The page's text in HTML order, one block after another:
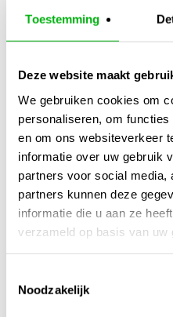
Toestemming
Deze website maakt
We gebruiken cookies om
personaliseren, om
en om ons websiteverkeer
informatie over uw gebruik
partners voor social media,
partners kunnen deze
informatie die u aan ze
verzameld op basis van uw
Noodzakelijk
Gewicht
N/B
Afmetingen
N/B
Merk
Inhoud
1 Liter, 100 ml,250 ml,5
Meng Verhouding